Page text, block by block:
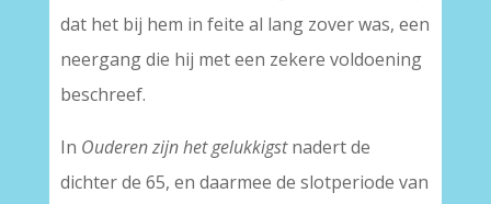
dat het bij hem in feite al lang zover was, een
neergang die hij met een zekere voldoening
beschreef.
In Ouderen zijn het gelukkigstnadert de
dichter de 65, en daarmee de slotperiode van